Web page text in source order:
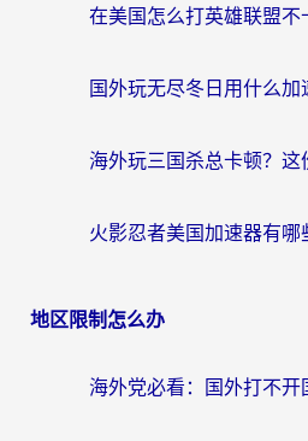
地区限制怎么办